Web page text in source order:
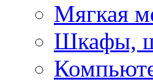
Мягкая
Шкафы,